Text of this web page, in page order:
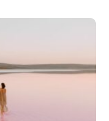
kommer vi att fö...